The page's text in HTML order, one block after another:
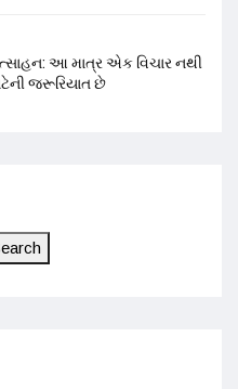
આ માત્ર એક વિચાર નથી
જરૂરિયાત છે